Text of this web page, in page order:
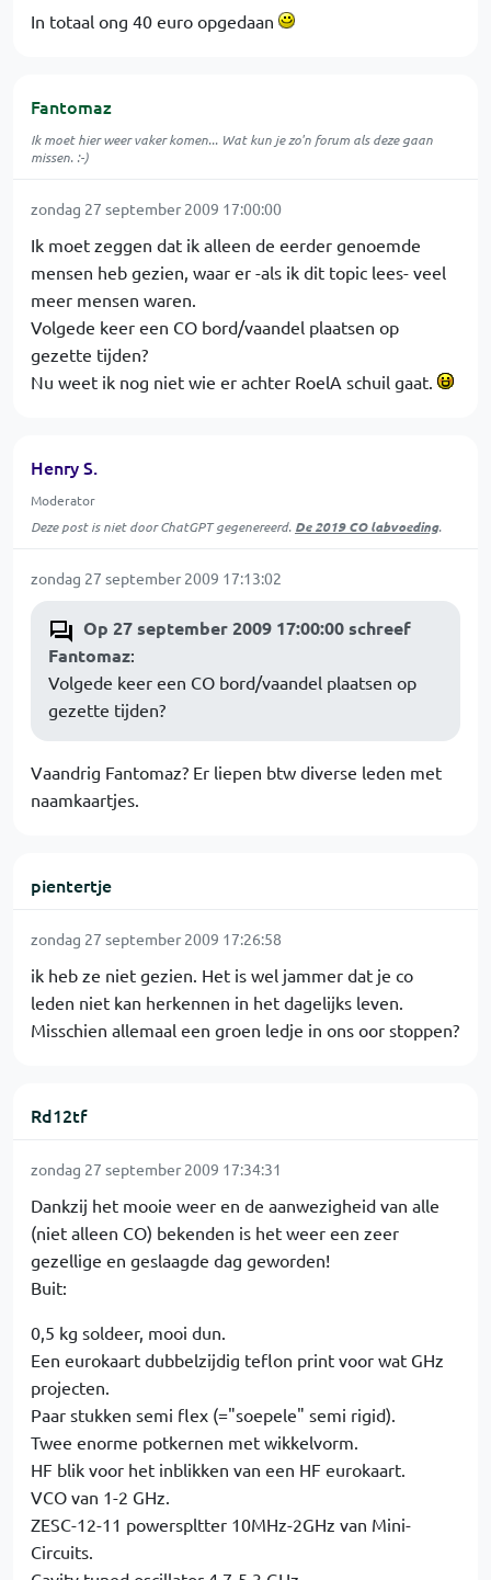
In totaal ong 40 euro opgedaan
Fantomaz
Ik moet hier weer vaker komen... Wat kun je zo'n forum als deze gaan
missen. :-)
zondag 27 september 2009 17:00:00
Ik moet zeggen dat ik alleen de eerder genoemde
mensen heb gezien, waar er -als ik dit topic lees- veel
meer mensen waren.
Volgede keer een CO bord/vaandel plaatsen op
gezette tijden?
Nu weet ik nog niet wie er achter RoelA schuil gaat.
Henry S.
Moderator
Deze post is niet door ChatGPT gegenereerd. De 2019 CO labvoeding.
zondag 27 september 2009 17:13:02
Op 27 september 2009 17:00:00 schreef
Fantomaz:
Volgede keer een CO bord/vaandel plaatsen op
gezette tijden?
Vaandrig Fantomaz? Er liepen btw diverse leden met
naamkaartjes.
pientertje
zondag 27 september 2009 17:26:58
ik heb ze niet gezien. Het is wel jammer dat je co
leden niet kan herkennen in het dagelijks leven.
Misschien allemaal een groen ledje in ons oor stoppen?
Rd12tf
zondag 27 september 2009 17:34:31
Dankzij het mooie weer en de aanwezigheid van alle
(niet alleen CO) bekenden is het weer een zeer
gezellige en geslaagde dag geworden!
Buit:
0,5 kg soldeer, mooi dun.
Een eurokaart dubbelzijdig teflon print voor wat GHz
projecten.
Paar stukken semi flex (="soepele" semi rigid).
Twee enorme potkernen met wikkelvorm.
HF blik voor het inblikken van een HF eurokaart.
VCO van 1-2 GHz.
ZESC-12-11 powerspltter 10MHz-2GHz van Mini-
Circuits.